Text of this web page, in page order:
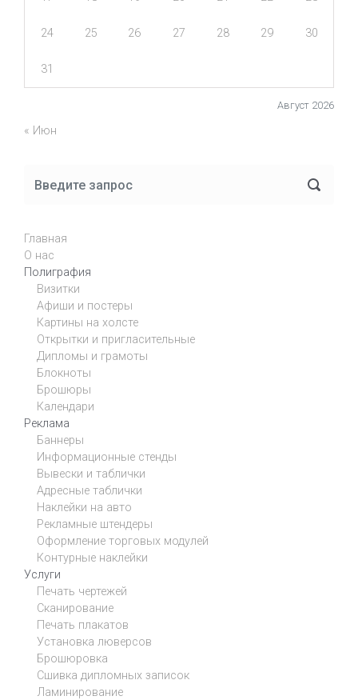
Август 2026
24 25 26 27 28 29 30
31
« Июн
Главная
О нас
Полиграфия
Визитки
Афиши и постеры
Картины на холсте
Открытки и пригласительные
Дипломы и грамоты
Блокноты
Брошюры
Календари
Реклама
Баннеры
Информационные стенды
Вывески и таблички
Адресные таблички
Наклейки на авто
Рекламные штендеры
Оформление торговых модулей
Контурные наклейки
Услуги
Печать чертежей
Сканирование
Печать плакатов
Установка люверсов
Брошюровка
Сшивка дипломных записок
Ламинирование